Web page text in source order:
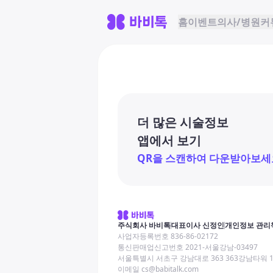
홈이벤트의사/병원커
더 많은 시술정보
앱에서 보기
QR을 스캔하여 다운받아보세
주식회사 바비톡대표이사 신정인개인정보 관리
사업자등록번호 836-86-02172
통신판매업신고번호 2021-서울강남-03497
서울특별시 서초구 강남대로 363 363강남타워
이메일 cs@babitalk.com